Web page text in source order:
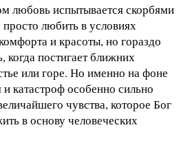
любовь испытывается скорбями
любить в условиях
и красоты, но гораздо
когда постигает ближних
или горе. Но именно на фоне
и катастроф особенно сильно
чувства, которое Бог
в основу человеческих